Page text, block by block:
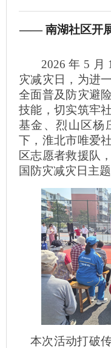
—— 南湖社区开
2026 年 5 月
灾减灾日，为进
全面普及防灾避
技能，切实筑牢
基金、烈山区杨
下，淮北市唯爱
区志愿者救援队
国防灾减灾日主
本次活动打破